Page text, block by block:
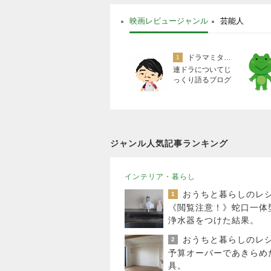
映画レビュージャンル 芸能人
1
ドラマミタロー
連ドラについてじ
っくり語るブログ
ジャンル人気記事ランキング
インテリア・暮らし
1
《閲覧注意！》蛇口一体
浄水器をつけた結果。
2
予算オーバーであきらめ
具。